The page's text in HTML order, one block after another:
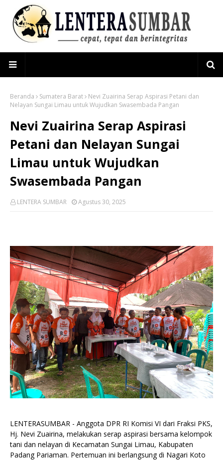
Beranda Sumatera Barat
Nevi Zuairina Serap Aspirasi Petani dan
Nelayan Sungai Limau untuk Wujudkan Swasembada Pangan
Nevi Zuairina Serap Aspirasi
Petani dan Nelayan Sungai
Limau untuk Wujudkan
Swasembada Pangan
LENTERA SUMBAR Agustus 30, 2025
LENTERASUMBAR - Anggota DPR RI Komisi VI dari Fraksi PKS,
Hj. Nevi Zuairina, melakukan serap aspirasi bersama kelompok
tani dan nelayan di Kecamatan Sungai Limau, Kabupaten
Padang Pariaman. Pertemuan ini berlangsung di Nagari Koto